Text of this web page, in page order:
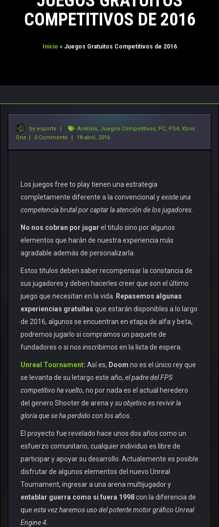
CONTACTO
TORNEOS FREE
TORNEOS PRO
COMPETITIVOS DE 2016
Inicio » Juegos Gratuitos Competitivos de 2016
by esports | Análisis, Juegos Competitivos, PC, PS4, Xbox
One | 0 Comments | 18 abril, 2016
Los juegos free to play tienen una estrategia
completamente diferente a la convencional yexiste una
competencia brutal por captar la atención de los jugadores.
No nos cobran por jugar el titulo sino por algunos
elementos que harán de nuestra experiencia más
agradable además de personalizarla.
Estos títulos deben saber recompensar la constancia de
sus jugadores y deben hacerles creer que son el último
juego que necesitan en la vida.
Repasemos algunas
experiencias gratuitas que estarán disponibles a lo largo
de 2016, algunos se encuentran en etapa de alfa y beta,
podremos jugarlo si compramos un paquete de
fundadores o si nos inscribimos en la lista de espera.
Unreal Tournament: Así es, Doom no es el único rey que
se levanta de su letargo este año, el padre del FPS
competitivo ha vuelto, no por nada es el actual heredero
del genero Shooter de arena ysu objetivo es revivir la
gloria que se ha perdido con los años.
El proyecto fue revelado hace unos dos años como un
esfuerzo comunitario, cualquier individuo es libre de
participar y apoyar su desarrollo. Actualemente es posible
disfrutar de algunos elementos del nuevo Unreal
Tournament, ingresar a una arena multijugador y
entablar guerra como si fuera 1998con la diferencia de
que esta vez haremos uso del potente motor gráfico Unreal
Engine 4.